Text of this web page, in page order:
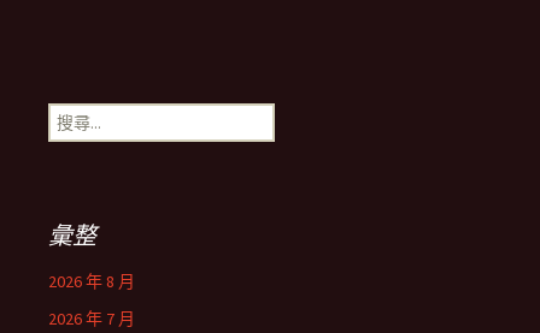
搜
尋
彙整
2026 年 8 月
2026 年 7 月